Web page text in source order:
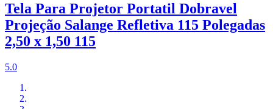
Tela Para Projetor Portatil Dobravel
Projeção Salange Refletiva 115 Polegadas
2,50 x 1,50 115
5.0